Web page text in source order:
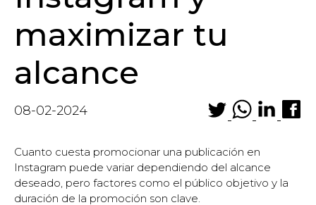
maximizar tu
alcance
08-02-2024
Cuanto cuesta promocionar una publicación en
Instagram puede variar dependiendo del alcance
deseado, pero factores como el público objetivo y la
duración de la promoción son clave.